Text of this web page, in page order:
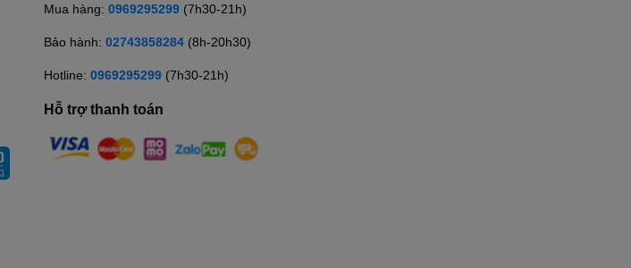
Mua hàng: 0969295299 (7h30-21h)
Bảo hành: 02743858284 (8h-20h30)
Hotline: 0969295299 (7h30-21h)
Hỗ trợ thanh toán